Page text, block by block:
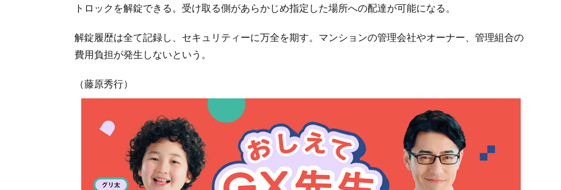
トロックを解錠できる。受け取る側があらかじめ指定した場所への配達が可能になる。
解錠履歴は全て記録し、セキュリティーに万全を期す。マンションの管理会社やオーナー、管理組合の
費用負担が発生しないという。
（藤原秀行）